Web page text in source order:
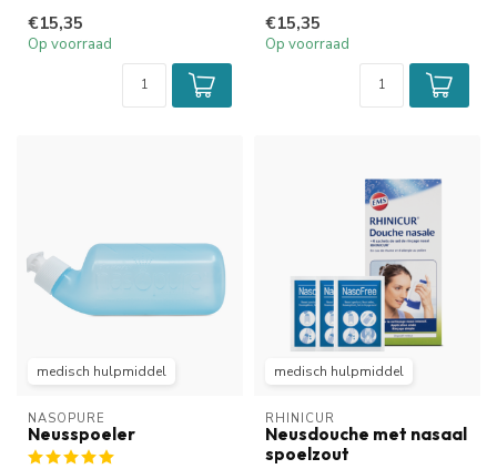
€15,35
Op voorraad
€15,35
Op voorraad
medisch hulpmiddel
NASOPURE
Neusspoeler
medisch hulpmiddel
RHINICUR
Neusdouche met nasaal
spoelzout